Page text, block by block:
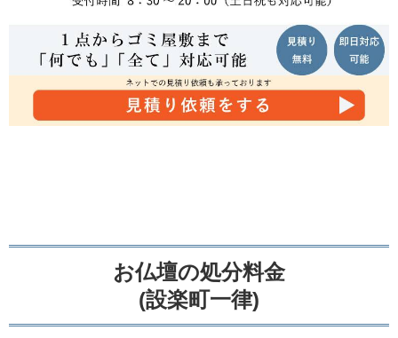
お仏壇の処分料金
(設楽町一律)